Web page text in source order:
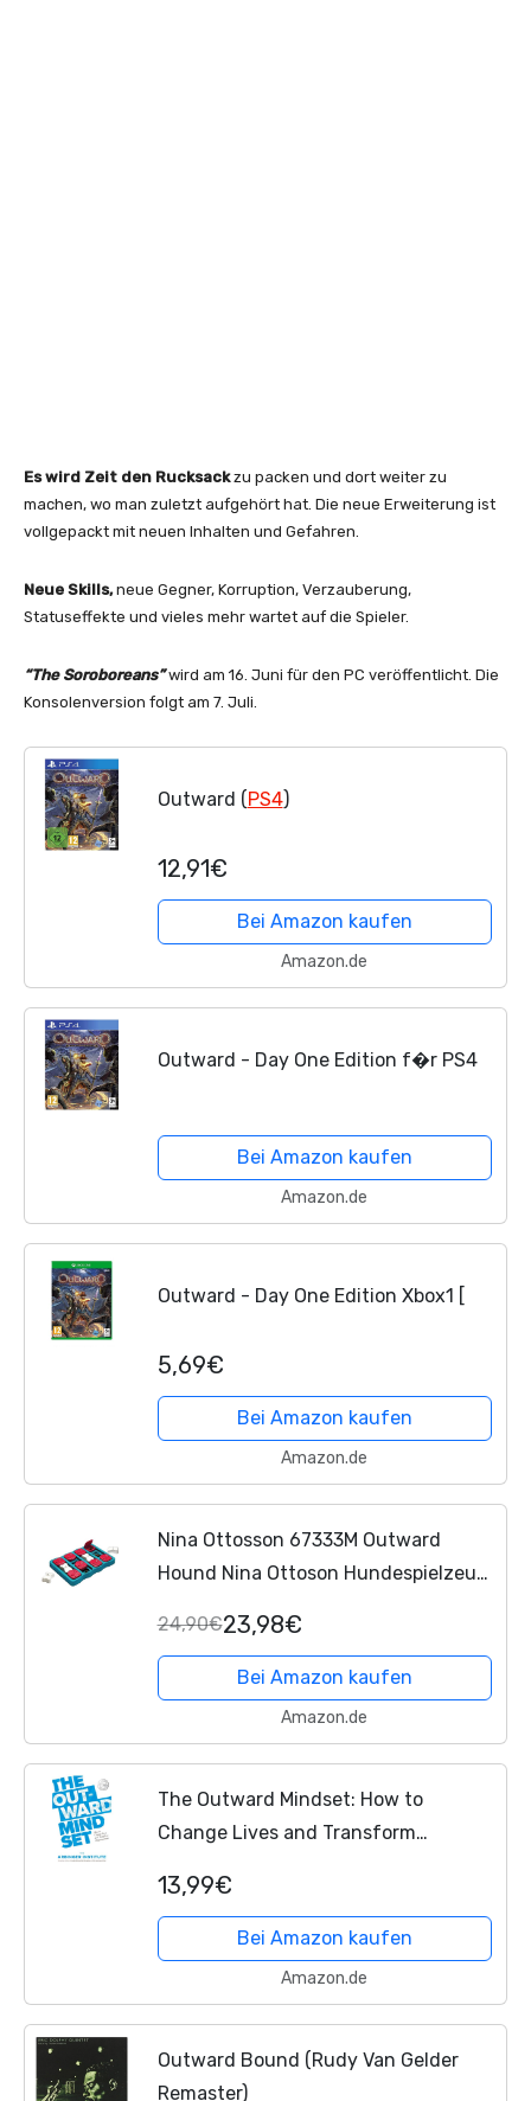
Es wird Zeit den Rucksackzu packen und dort weiter zu
machen, wo man zuletzt aufgehört hat. Die neue Erweiterung ist
vollgepackt mit neuen Inhalten und Gefahren.
Neue Skills,neue Gegner, Korruption, Verzauberung,
Statuseffekte und vieles mehr wartet auf die Spieler.
“The Soroboreans”wird am 16. Juni für den PC veröffentlicht. Die
Konsolenversion folgt am 7. Juli.
Outward (PS4)
12,91€
Bei Amazon kaufen
Amazon.de
Outward - Day One Edition f�r PS4
Bei Amazon kaufen
Amazon.de
Outward - Day One Edition Xbox1 [
5,69€
Bei Amazon kaufen
Amazon.de
Nina Ottosson 67333M Outward
Hound Nina Ottoson Hundespielzeug,
Einheitsgröße, Blau Rot
24,90€23,98€
Bei Amazon kaufen
Amazon.de
The Outward Mindset: How to
Change Lives and Transform
13,99€
Bei Amazon kaufen
Amazon.de
Outward Bound (Rudy Van Gelder
Remaster)